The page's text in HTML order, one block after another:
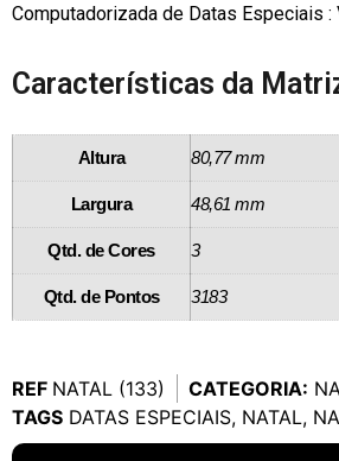
Computadorizada de Datas Especiais :
Características da
Altura 80,77 mm
Largura 48,61 mm
Qtd. de Cores 3
Qtd. de Pontos 3183
REF NATAL (133) CATEGORIA:
TAGS DATAS ESPECIAIS, NATAL,